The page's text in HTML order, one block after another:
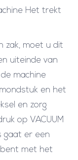
Het trekt
zak, moet u dit
uiteinde van
machine
en het
en zorg
op VACUUM
gaat er een
bent met het